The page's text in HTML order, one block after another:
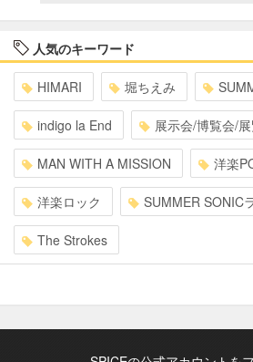
人気のキーワード
HIMARI 堀ちえみ
indigo la End 展示会/博覧会/
MAN WITH A MISSION 洋楽
洋楽ロック SUMMER SONIC
The Strokes